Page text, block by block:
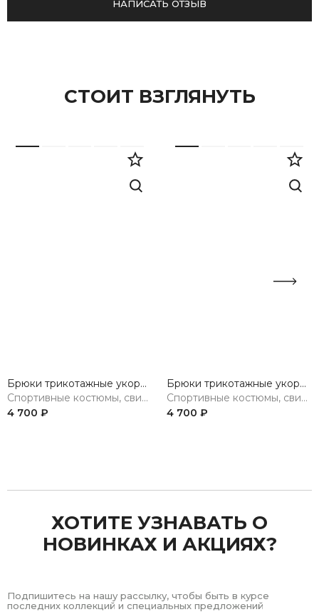
НАПИСАТЬ ОТЗЫВ
СТОИТ ВЗГЛЯНУТЬ
Брюки трикотажные укороченные
Спортивные костюмы, свитшоты, худи, брюки
4 700 ₽
Брюки трикотажные укороченные
Спортивные костюмы, свитшоты, худи, брюки
4 700 ₽
ХОТИТЕ УЗНАВАТЬ О
НОВИНКАХ И АКЦИЯХ?
Подпишитесь на нашу рассылку, чтобы быть в курсе
последних коллекций и специальных предложений